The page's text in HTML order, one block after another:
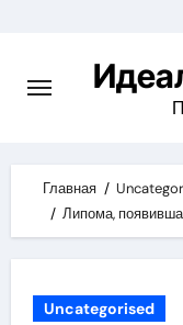
content
Главная
Липома,
Uncategorised